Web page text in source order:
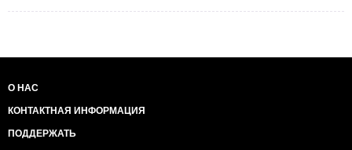
О НАС
КОНТАКТНАЯ ИНФОРМАЦИЯ
ПОДДЕРЖАТЬ